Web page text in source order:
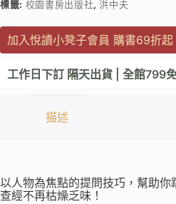
標籤: 校園書房出版社,洪中夫
加入悅讀小凳子會員 購書69折起
工作日下訂 隔天出貨 | 全館799
描述
以人物為焦點的提問技巧，幫助
查經不再枯燥乏味！